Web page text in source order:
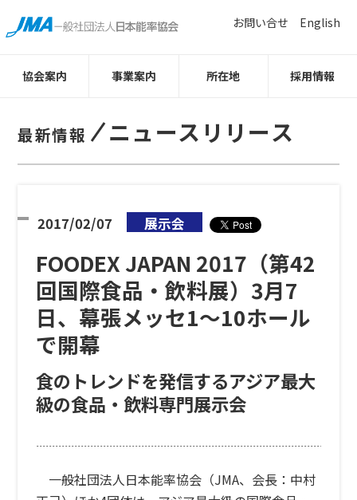
協会案内 事業案内 所在地 採用情報
お問い合せ English
最新情報 ニュースリリース
FOODEX JAPAN 2017（第42
回国際食品・飲料展）3月7
日、幕張メッセ1〜10ホール
で開幕
食のトレンドを発信するアジア最大
級の食品・飲料専門展示会
2017/02/07 展示会
一般社団法人日本能率協会（JMA、会長：中村